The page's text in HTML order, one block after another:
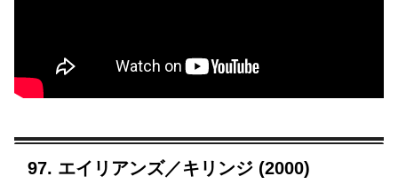
97. エイリアンズ／キリンジ (2000)